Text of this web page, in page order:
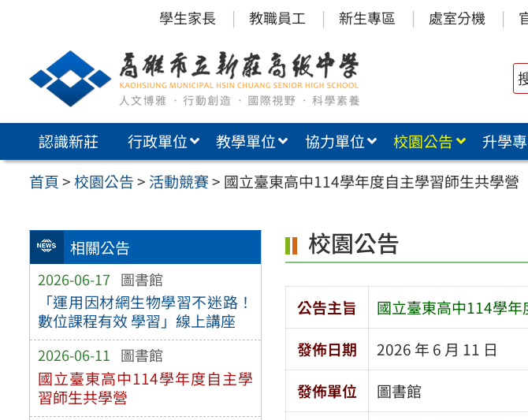
內
學生家長 教職員工 新生專區 處室分機
認識新莊 行政單位 教學單位 協力單位 校園公告 升學
首頁>校園公告> 活動競賽> 國立臺東高中114學年度自主學習師生共學營
相關公告
2026-06-17 圖書館
「運用因材網生物學習不迷路！
數位課程有效 學習」線上講座
2026-06-11 圖書館
國立臺東高中114學年度自主學
習師生共學營
校園公告
公告主旨
國立臺東高中114學
發佈日期
2026 年 6 月 11 日
發佈單位
圖書館